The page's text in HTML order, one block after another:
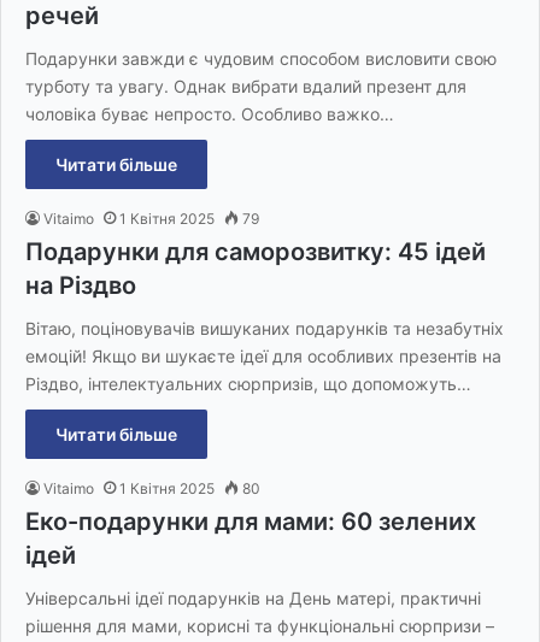
речей
Подарунки завжди є чудовим способом висловити свою
турботу та увагу. Однак вибрати вдалий презент для
чоловіка буває непросто. Особливо важко…
Читати більше
Vitaimo 1 Квітня 2025 79
Подарунки для саморозвитку: 45 ідей
на Різдво
Вітаю, поціновувачів вишуканих подарунків та незабутніх
емоцій! Якщо ви шукаєте ідеї для особливих презентів на
Різдво, інтелектуальних сюрпризів, що допоможуть…
Читати більше
Vitaimo 1 Квітня 2025 80
Еко-подарунки для мами: 60 зелених
ідей
Універсальні ідеї подарунків на День матері, практичні
рішення для мами, корисні та функціональні сюрпризи –